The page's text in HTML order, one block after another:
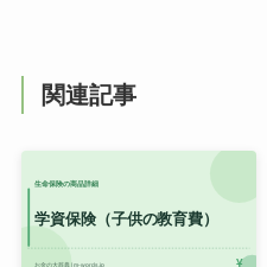
関連記事